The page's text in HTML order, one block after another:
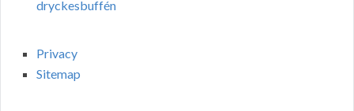
dryckesbuffén
Privacy
Sitemap